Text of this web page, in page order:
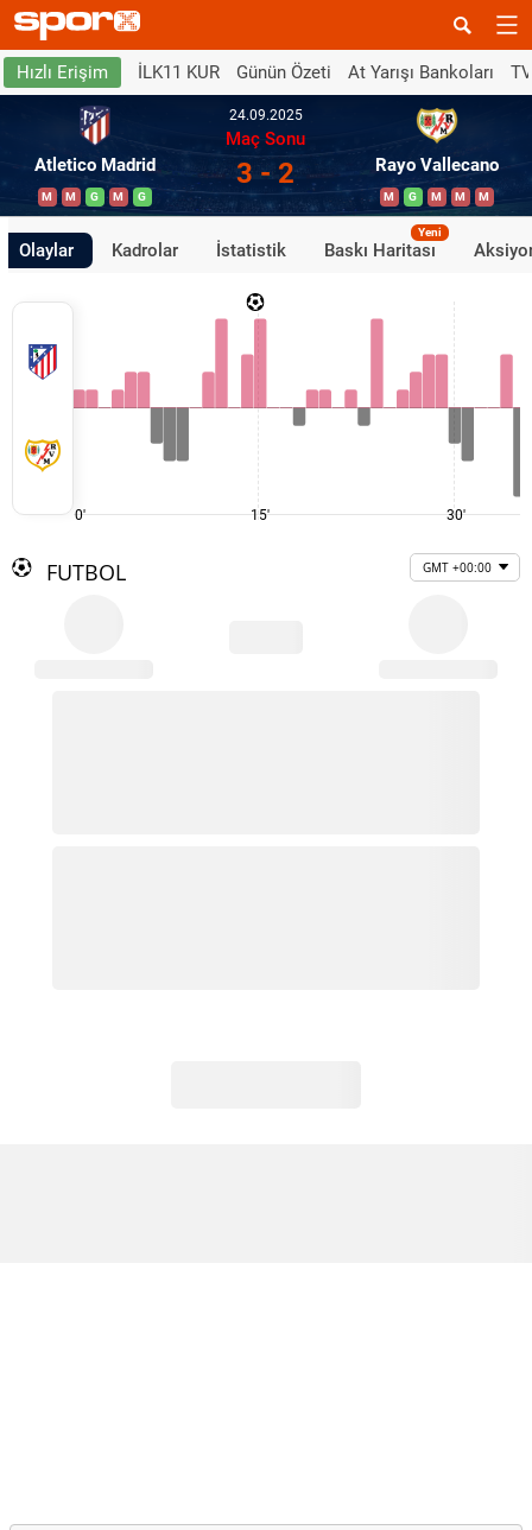
Hızlı Erişim İLK11 KUR Günün Özeti At Yarışı Bankoları
Atletico Madrid
M M G M G
24.09.2025
Maç Sonu
3 - 2 Rayo Vallecano
M G M M M
Olaylar Kadrolar İstatistik Baskı Haritası
Yeni
0' 15' 30'
FUTBOL GMT +00:00